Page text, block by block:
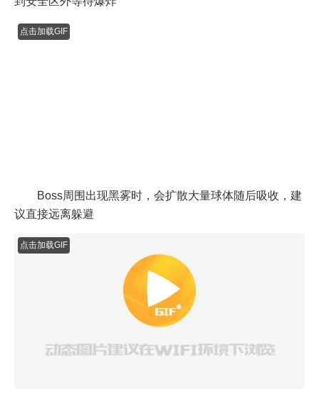
到安全区外等待爆炸
点击加载GIF
Boss周围出现黑雾时，会扩散大量球体随后吸收，建
议直接远离躲避
点击加载GIF